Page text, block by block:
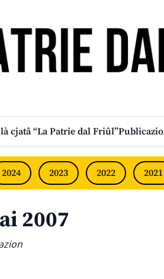
cjatâ “La Patrie dal Friûl”
2024 2023 2022 2021
2007